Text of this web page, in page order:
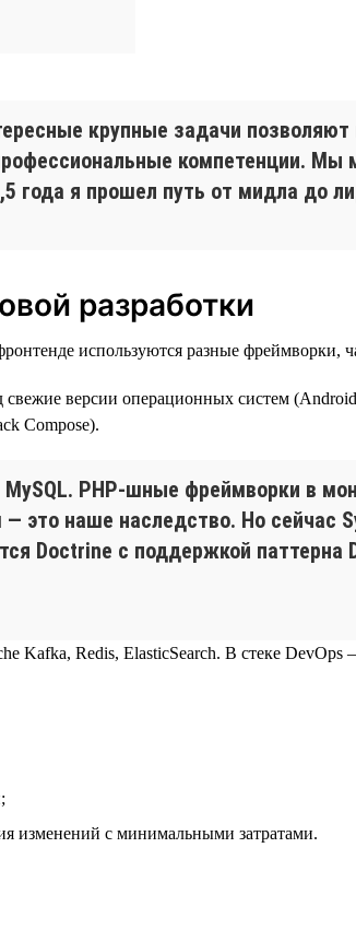
крупные задачи позволяют
компетенции.
я прошел путь от мидла до
разработки
используются разные фреймворки,
версии операционных систем
Compose).
PHP-шные фреймворки в
это наше наследство. Но сейчас
Doctrine с поддержкой паттерна
Kafka, Redis, ElasticSearch. В стеке
изменений с минимальными затратами.